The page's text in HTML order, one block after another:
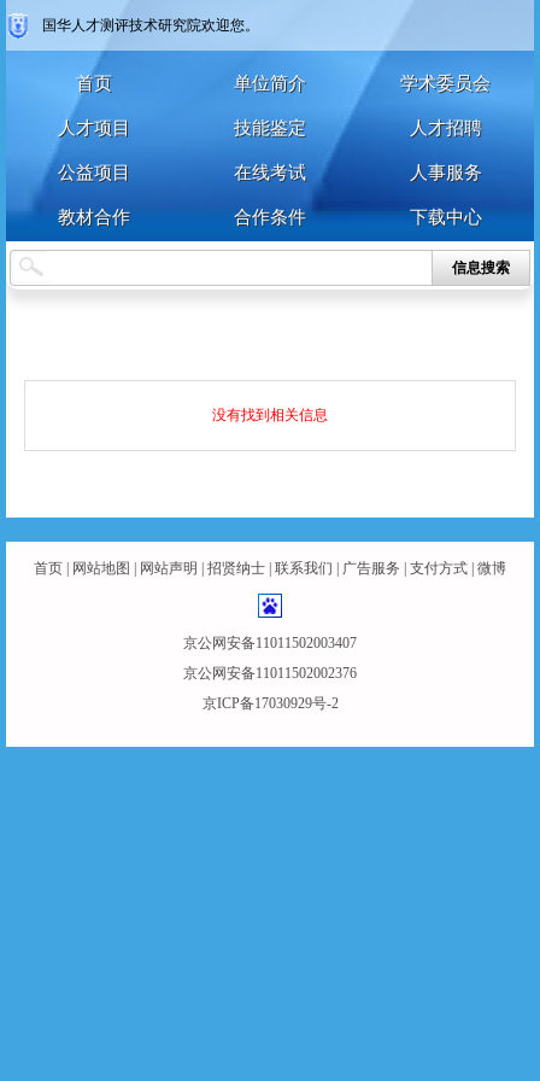
国华人才测评技术研究院欢迎您。
首页 单位简介 学术委员会
人才项目 技能鉴定 人才招聘
公益项目 在线考试 人事服务
教材合作 合作条件 下载中心
信息搜索
没有找到相关信息
首页 网站地图 网站声明 招贤纳士 联系我们 广告服务 支付方式 微博
京公网安备11011502003407
京公网安备11011502002376
京ICP备17030929号-2